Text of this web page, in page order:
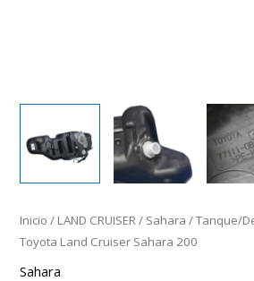
Inicio / LAND CRUISER/ Sahara / Tanque/
Toyota Land Cruiser Sahara 200
Sahara